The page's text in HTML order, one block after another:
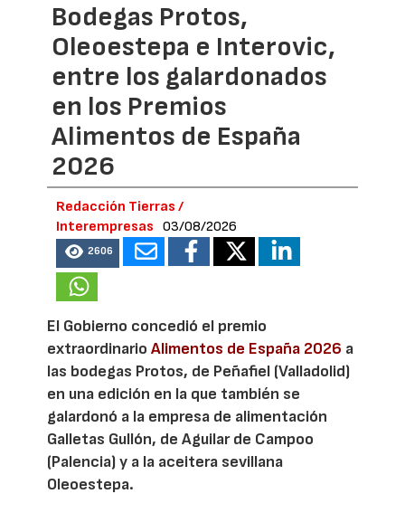
Bodegas Protos,
Oleoestepa e Interovic,
entre los galardonados
en los Premios
Alimentos de España
2026
Redacción Tierras /
Interempresas
03/08/2026
2606
El Gobierno concedió el premio
extraordinarioAlimentos de España 2026 a
las bodegas Protos, de Peñafiel (Valladolid)
en una edición en la que también se
galardonó a la empresa de alimentación
Galletas Gullón, de Aguilar de Campoo
(Palencia) y a la aceitera sevillana
Oleoestepa.